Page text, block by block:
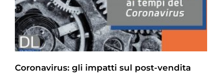
Coronavirus: gli impatti sul post-vendita